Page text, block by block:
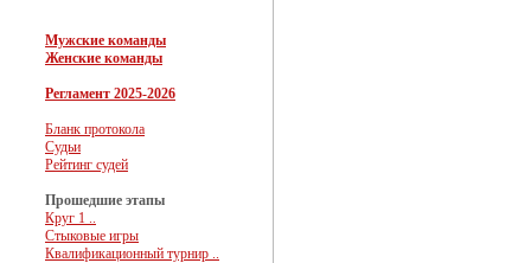
Мужские команды
Женские команды
Регламент 2025-2026
Бланк протокола
Судьи
Рейтинг судей
Прошедшие этапы
Круг 1 ..
Стыковые игры
Квалификационный турнир ..